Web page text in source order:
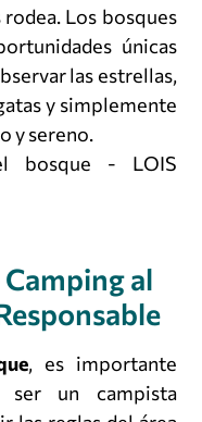
Los bosques
únicas
las estrellas,
y simplemente
y sereno.
al
, es importante
ser un campista